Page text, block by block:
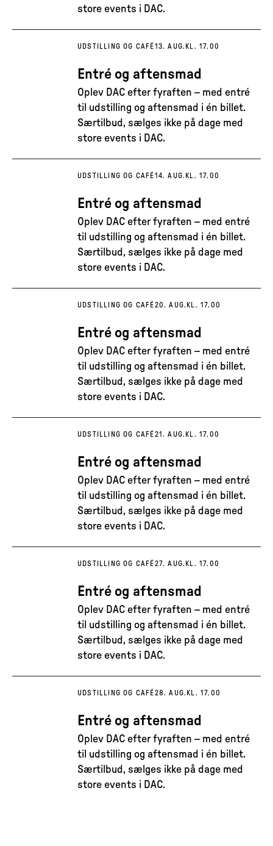
store events i DAC.
UDSTILLING OG CAFÉ13. AUG. KL. 17.00
Entré og aftensmad
Oplev DAC efter fyraften – med entré
til udstilling og aftensmad i én billet.
Særtilbud, sælges ikke på dage med
store events i DAC.
UDSTILLING OG CAFÉ14. AUG. KL. 17.00
Entré og aftensmad
Oplev DAC efter fyraften – med entré
til udstilling og aftensmad i én billet.
Særtilbud, sælges ikke på dage med
store events i DAC.
UDSTILLING OG CAFÉ20. AUG. KL. 17.00
Entré og aftensmad
Oplev DAC efter fyraften – med entré
til udstilling og aftensmad i én billet.
Særtilbud, sælges ikke på dage med
store events i DAC.
UDSTILLING OG CAFÉ21. AUG. KL. 17.00
Entré og aftensmad
Oplev DAC efter fyraften – med entré
til udstilling og aftensmad i én billet.
Særtilbud, sælges ikke på dage med
store events i DAC.
UDSTILLING OG CAFÉ27. AUG. KL. 17.00
Entré og aftensmad
Oplev DAC efter fyraften – med entré
til udstilling og aftensmad i én billet.
Særtilbud, sælges ikke på dage med
store events i DAC.
UDSTILLING OG CAFÉ28. AUG. KL. 17.00
Entré og aftensmad
Oplev DAC efter fyraften – med entré
til udstilling og aftensmad i én billet.
Særtilbud, sælges ikke på dage med
store events i DAC.